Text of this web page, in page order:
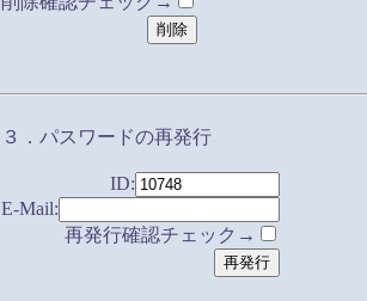
３．パスワードの再発行
ID:
E-Mail:
再発行確認チェック→